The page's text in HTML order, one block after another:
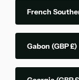
French
Gabon (GBP £)